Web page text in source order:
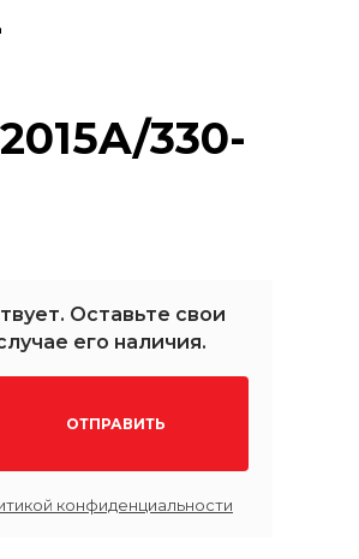
330-
Оставьте свои
его наличия.
ОТПРАВИТЬ
конфиденциальности